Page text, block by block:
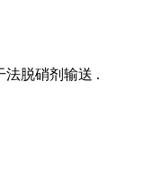
法脱硝剂输送 .